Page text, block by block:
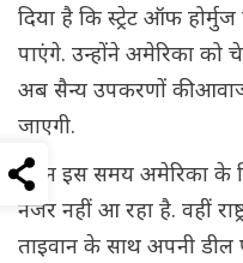
दिया है कि स्ट्रेट ऑफ
पाएंगे. उन्होंने अमेरिका को
अब सैन्य उपकरणों की
जाएगी.
ईरान इस समय अमेरिका
नजर नहीं आ रहा है. वहीं
ताइवान के साथ अपनी डील